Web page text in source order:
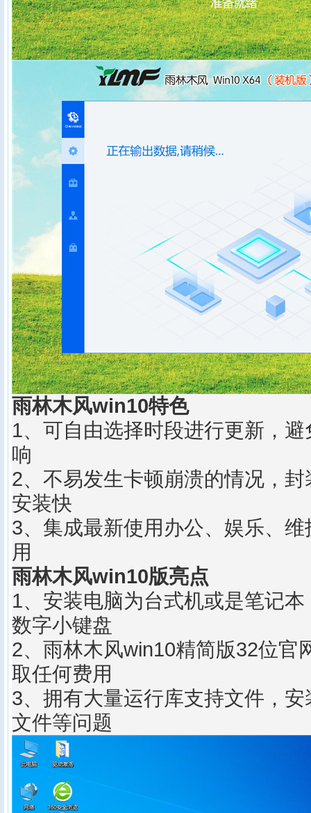
雨林木风win10特色
1、可自由选择时段进行更新，
响
2、不易发生卡顿崩溃的情况，
安装快
3、集成最新使用办公、娱乐、
用
雨林木风win10版亮点
1、安装电脑为台式机或是笔记
数字小键盘
2、雨林木风win10精简版32位官
取任何费用
3、拥有大量运行库支持文件，
文件等问题